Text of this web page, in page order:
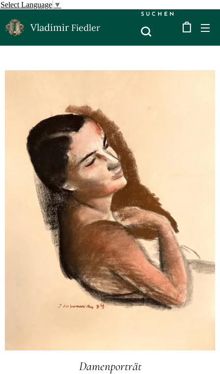
Select Language ▼
Vladimir Fiedler
SUCHEN
Damenporträt